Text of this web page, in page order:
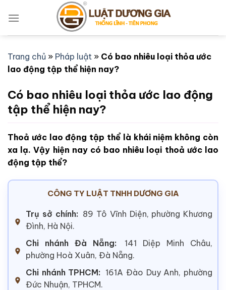
qua
Trang chủ » Pháp luật » Có bao nhiêu loại thỏa ước
lao động tập thể hiện nay?
Có bao nhiêu loại thỏa ước lao động
tập thể hiện nay?
Thoả ước lao động tập thể là khái niệm không còn
xa lạ. Vậy hiện nay có bao nhiêu loại thoả ước lao
động tập thể?
CÔNG TY LUẬT TNHH DƯƠNG GIA
Trụ sở chính: 89 Tô Vĩnh Diện, phường Khương
Đình, Hà Nội.
Chi nhánh Đà Nẵng:
141 Diệp Minh Châu,
phường Hoà Xuân, Đà Nẵng.
Chi nhánh TPHCM: 161A Đào Duy Anh, phường
Đức Nhuận, TPHCM.